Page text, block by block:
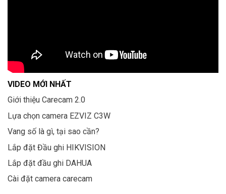
VIDEO MỚI NHẤT
Giới thiệu Carecam 2.0
Lựa chọn camera EZVIZ C3W
Vang số là gì, tại sao cần?
Lắp đặt Đầu ghi HIKVISION
Lắp đặt đầu ghi DAHUA
Cài đặt camera carecam